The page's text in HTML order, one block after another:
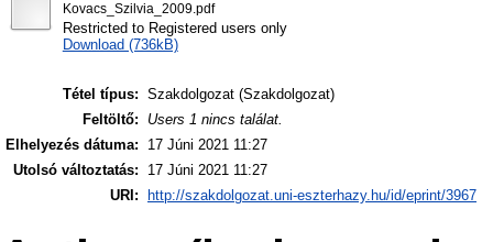
Kovacs_Szilvia_2009.pdf
Restricted to Registered users only
Download (736kB)
Tétel típus: Szakdolgozat (Szakdolgozat)
Feltöltő:
Users 1 nincs találat.
Elhelyezés dátuma:
17 Júni 2021 11:27
Utolsó változtatás:
17 Júni 2021 11:27
URI:
http://szakdolgozat.uni-eszterhazy.hu/id/eprint/3967